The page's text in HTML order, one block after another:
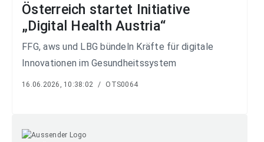
Österreich startet Initiative
„Digital Health Austria“
FFG, aws und LBG bündeln Kräfte für digitale
Innovationen im Gesundheitssystem
16.06.2026, 10:38:02 / OTS0064